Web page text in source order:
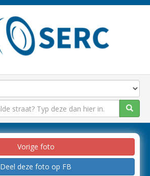
Vorige foto
Deel deze foto op FB